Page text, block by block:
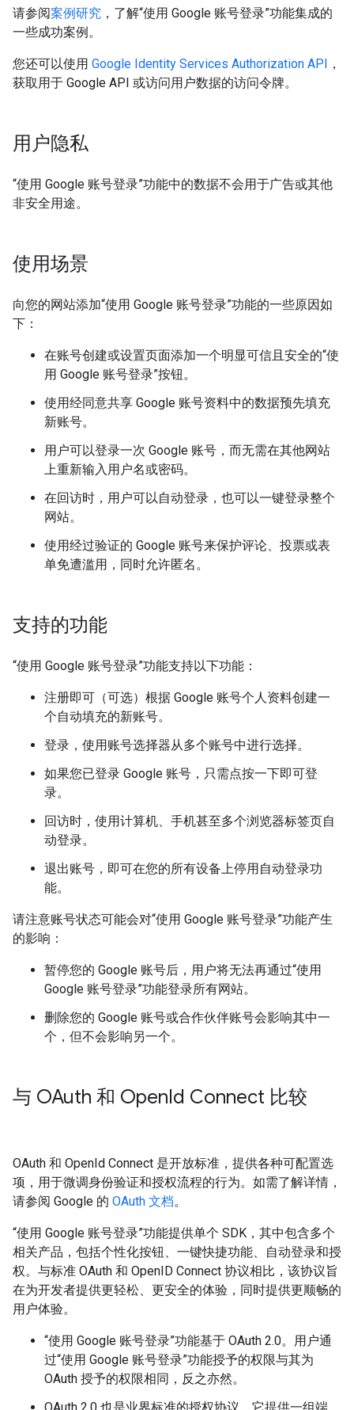
请参阅案例研究 ，了解“使用 Google 账号登录”功能集成的
一些成功案例。
您还可以使用 Google Identity Services Authorization API ，
获取用于 Google API 或访问用户数据的访问令牌。
用户隐私
“使用 Google 账号登录”功能中的数据不会用于广告或其他
非安全用途。
使用场景
向您的网站添加“使用 Google 账号登录”功能的一些原因如
下：
在账号创建或设置页面添加一个明显可信且安全的“使
用 Google 账号登录”按钮。
使用经同意共享 Google 账号资料中的数据预先填充
新账号。
用户可以登录一次 Google 账号，而无需在其他网站
上重新输入用户名或密码。
在回访时，用户可以自动登录，也可以一键登录整个
网站。
使用经过验证的 Google 账号来保护评论、投票或表
单免遭滥用，同时允许匿名。
支持的功能
“使用 Google 账号登录”功能支持以下功能：
注册即可（可选）根据 Google 账号个人资料创建一
个自动填充的新账号。
登录，使用账号选择器从多个账号中进行选择。
如果您已登录 Google 账号，只需点按一下即可登
录。
回访时，使用计算机、手机甚至多个浏览器标签页自
动登录。
退出账号，即可在您的所有设备上停用自动登录功
能。
请注意账号状态可能会对“使用 Google 账号登录”功能产生
的影响：
暂停您的 Google 账号后，用户将无法再通过“使用
Google 账号登录”功能登录所有网站。
删除您的 Google 账号或合作伙伴账号会影响其中一
个，但不会影响另一个。
与 OAuth 和 OpenId Connect 比较
OAuth 和 OpenId Connect 是开放标准，提供各种可配置选
项，用于微调身份验证和授权流程的行为。如需了解详情，
请参阅 Google 的 OAuth 文档。
“使用 Google 账号登录”功能提供单个 SDK，其中包含多个
相关产品，包括个性化按钮、一键快捷功能、自动登录和授
权。与标准 OAuth 和 OpenID Connect 协议相比，该协议旨
在为开发者提供更轻松、更安全的体验，同时提供更顺畅的
用户体验。
“使用 Google 账号登录”功能基于 OAuth 2.0。用户通
过“使用 Google 账号登录”功能授予的权限与其为
OAuth 授予的权限相同，反之亦然。